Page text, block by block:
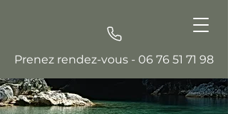
Prenez rendez-vous - 06 76 51 71 98